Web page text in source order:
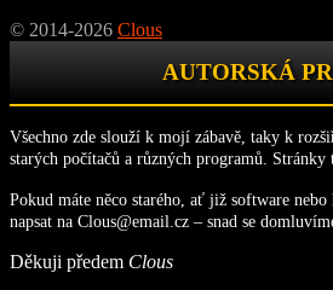
© 2014-2026 Clous
AUTORSKÁ
Všechno zde slouží k mojí zábavě, taky k
starých počítačů a různých programů. Stránky
Pokud máte něco starého, ať již software nebo
napsat na Clous@email.cz – snad se
Děkuji předem Clous